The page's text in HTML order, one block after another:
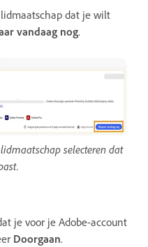
dat je wilt
vandaag nog.
selecteren dat
je voor je Adobe-account
Doorgaan.